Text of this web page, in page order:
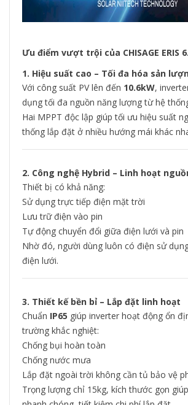
Ưu điểm vượt trội của CHISAGE ERIS
1. Hiệu suất cao – Tối đa hóa sản
Với công suất PV lên đến 10.6kW,
dụng tối đa nguồn năng lượng từ hệ
Hai MPPT độc lập giúp tối ưu hiệu suất
thống lắp đặt ở nhiều hướng mái khác
2. Công nghệ Hybrid – Linh hoạt
Thiết bị có khả năng:
Sử dụng trực tiếp điện mặt trời
Lưu trữ điện vào pin
Tự động chuyển đổi giữa điện lưới và pin
Nhờ đó, người dùng luôn có điện sử
điện lưới.
3. Thiết kế bền bỉ – Lắp đặt linh hoạt
Chuẩn IP65 giúp inverter hoạt động ổn
trường khắc nghiệt:
Chống bụi hoàn toàn
Chống nước mưa
Lắp đặt ngoài trời không cần tủ bảo vệ
Trọng lượng chỉ 15kg, kích thước gọn